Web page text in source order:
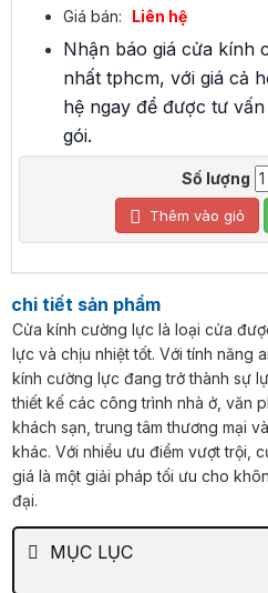
Giá bán:
Liên hệ
Nhận báo giá cửa kính
nhất tphcm, với giá cả
hệ ngay để được tư
gói.
Số lượng
Thêm vào giỏ
chi tiết sản phẩm
Cửa kính cường lực là loại cửa được làm từ kính cường lực chịu
lực và chịu nhiệt tốt. Với tính năng
kính cường lực đang trở thành sự
thiết kế các công trình nhà ở, văn
khách sạn, trung tâm thương mại
khác. Với nhiều ưu điểm vượt trội,
giá là một giải pháp tối ưu cho
đại.
MỤC LỤC